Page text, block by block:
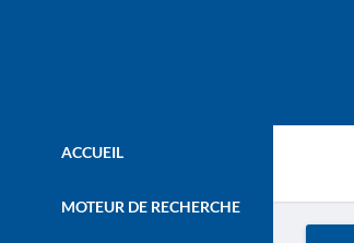
ACCUEIL
MOTEUR DE RECHERCHE